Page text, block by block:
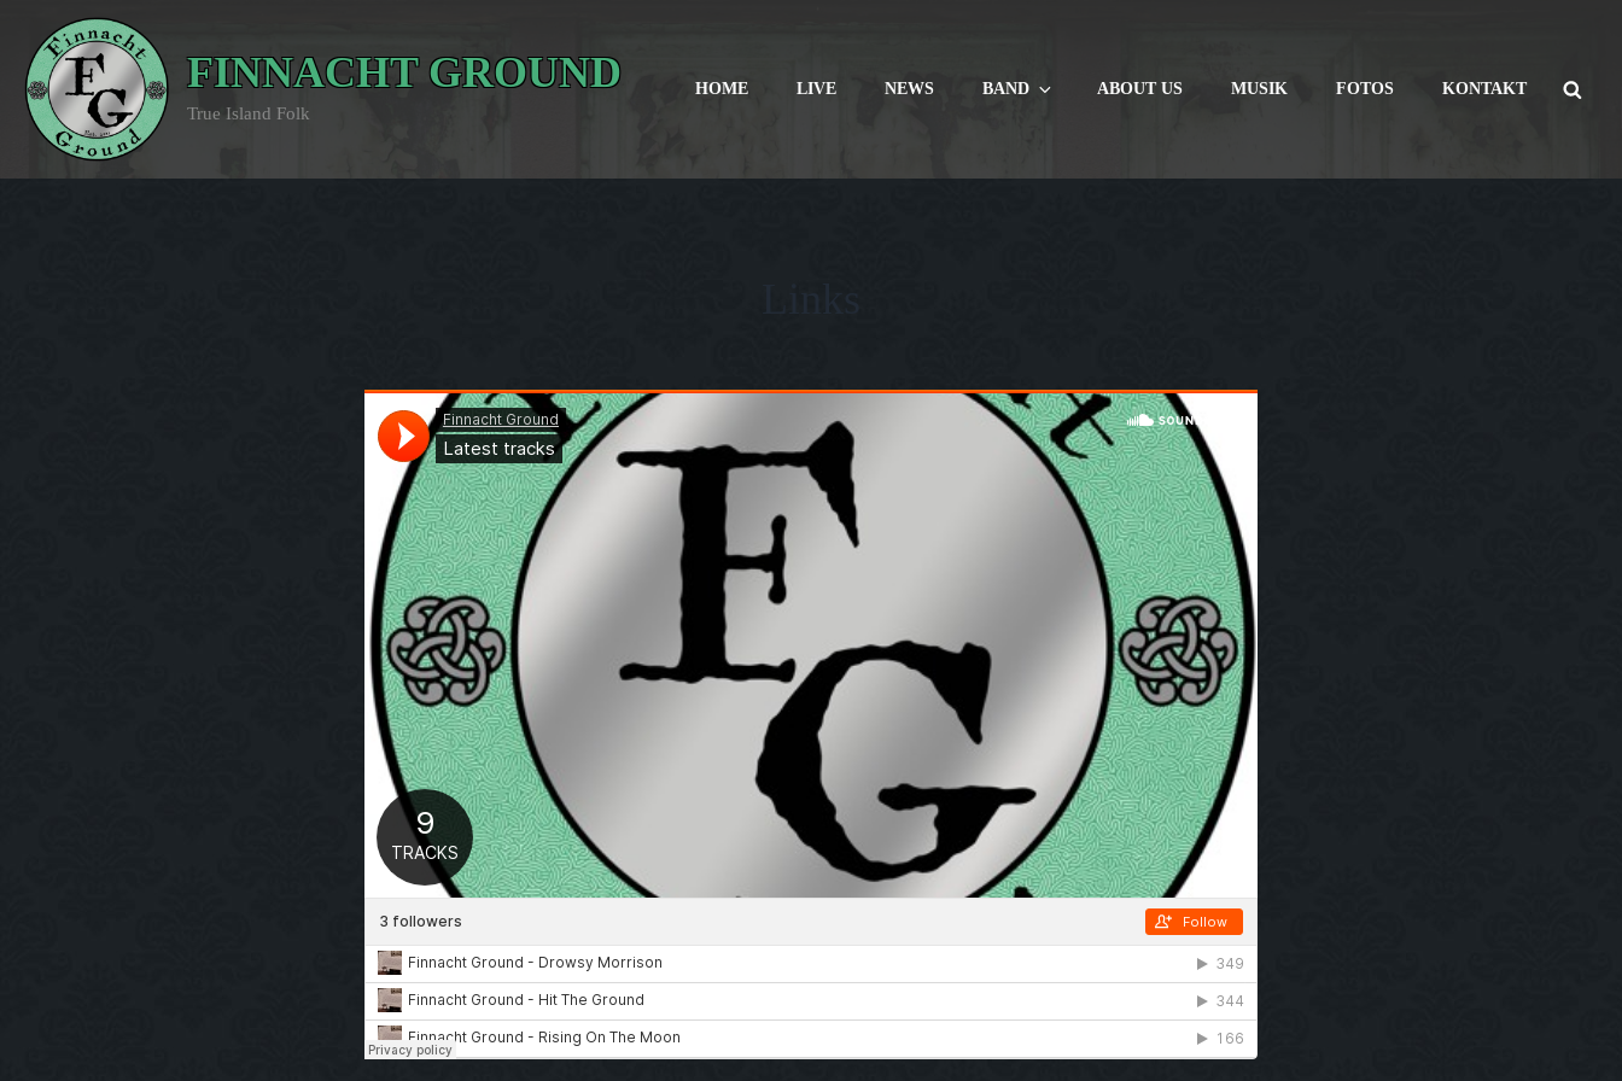
FINNACHT GROUND
True Island Folk
HOME LIVE NEWS BAND ABOUT US MUSIK FOTOS KONTAKT